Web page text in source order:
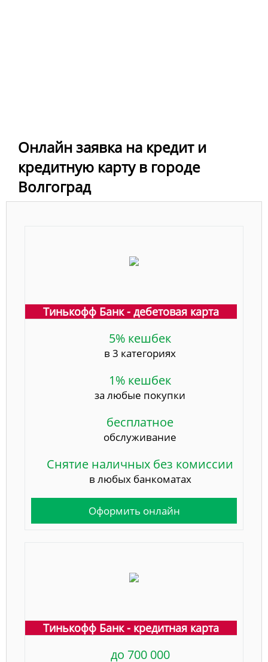
Онлайн заявка на кредит и
кредитную карту в городе
Волгоград
Тинькофф Банк - дебетовая карта
5% кешбек
в 3 категориях
1% кешбек
за любые покупки
бесплатное
обслуживание
Снятие наличных без комиссии
в любых банкоматах
Оформить онлайн
Тинькофф Банк - кредитная карта
до 700 000